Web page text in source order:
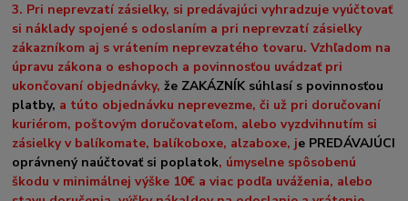
3. Pri neprevzatí zásielky, si predávajúci vyhradzuje vyúčtovať
si náklady spojené s odoslaním a pri neprevzatí zásielky
zákazníkom aj s vrátením neprevzatého tovaru. Vzhľadom na
úpravu zákona o eshopoch a povinnosťou uvádzať pri
ukončovaní objednávky,že ZAKÁZNÍK súhlasí s povinnosťou
platby, a túto objednávku neprevezme, či už pri doručovaní
kuriérom, poštovým doručovateľom, alebo vyzdvihnutím si
zásielky v balíkomate, balíkoboxe, alzaboxe, je PREDÁVAJÚCI
oprávnený naúčtovať si poplatok, úmyselne spôsobenú
škodu v minimálnej výške 10€ a viac podľa uváženia, alebo